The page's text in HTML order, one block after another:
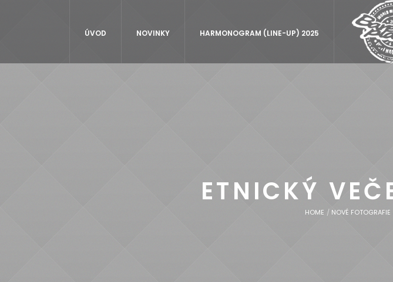
ÚVOD NOVINKY HARMONOGRAM (LINE-UP) 2025
ETNICKÝ
HOME / NOVÉ FOTOGRAFIE